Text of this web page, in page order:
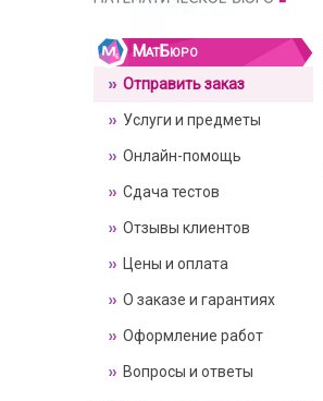
МатБюро
Отправить заказ
Услуги и предметы
Онлайн-помощь
Сдача тестов
Отзывы клиентов
Цены и оплата
О заказе и гарантиях
Оформление работ
Вопросы и ответы